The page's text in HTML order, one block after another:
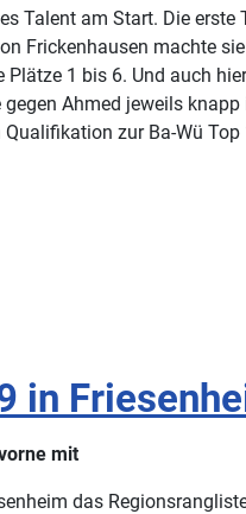
Talent am Start. Die
Frickenhausen machte
1 bis 6. Und auch
Ahmed jeweils
zur Ba-Wü
in
mit
das